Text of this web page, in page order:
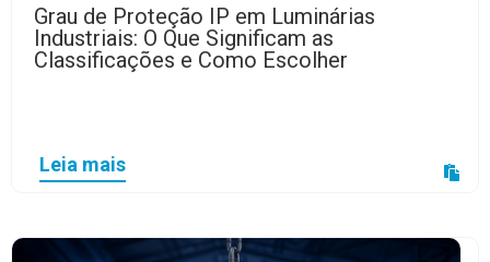
Grau de Proteção IP em Luminárias
Industriais: O Que Significam as
Classificações e Como Escolher
Leia mais